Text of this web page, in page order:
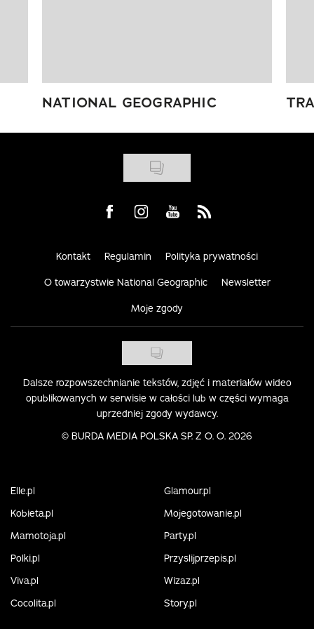
NATIONAL GEOGRAPHIC
Visit us on Facebook
Visit us on Instagram
Visit us on Youtube
Visit us on Rss
Kontakt Regulamin Polityka prywatności
O towarzystwie National Geographic Newsletter
Moje zgody
Dalsze rozpowszechnianie tekstów, zdjęć i materiałów wideo
opublikowanych w serwisie w całości lub w części wymaga
uprzedniej zgody wydawcy.
© BURDA MEDIA POLSKA SP. Z O. O. 2026
Elle.pl
Glamour.pl
Kobieta.pl
Mojegotowanie.pl
Mamotoja.pl
Party.pl
Polki.pl
Przyslijprzepis.pl
Viva.pl
Wizaz.pl
Cocolita.pl
Story.pl